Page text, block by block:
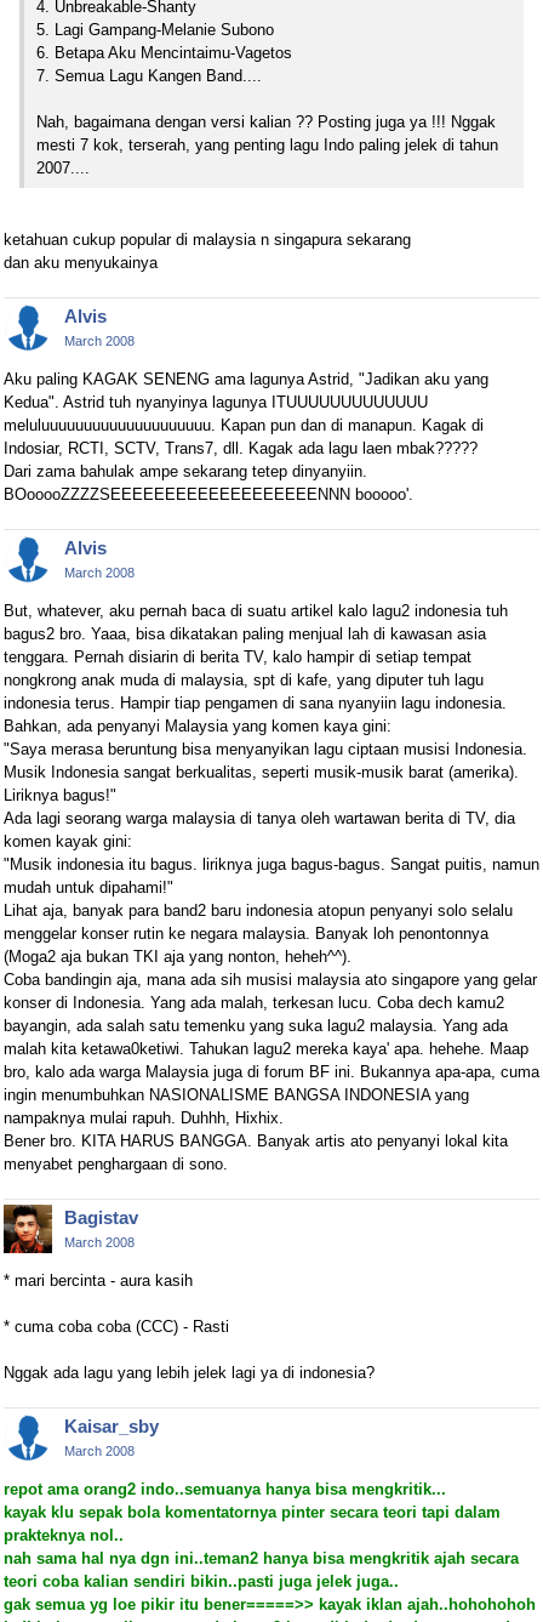
4. Unbreakable-Shanty
5. Lagi Gampang-Melanie Subono
6. Betapa Aku Mencintaimu-Vagetos
7. Semua Lagu Kangen Band....
Nah, bagaimana dengan versi kalian ?? Posting juga ya !!! Nggak
mesti 7 kok, terserah, yang penting lagu Indo paling jelek di tahun
2007....
ketahuan cukup popular di malaysia n singapura sekarang
dan aku menyukainya
Alvis
March 2008
Aku paling KAGAK SENENG ama lagunya Astrid, "Jadikan aku yang
Kedua". Astrid tuh nyanyinya lagunya ITUUUUUUUUUUUUU
meluluuuuuuuuuuuuuuuuuuuu. Kapan pun dan di manapun. Kagak di
Indosiar, RCTI, SCTV, Trans7, dll. Kagak ada lagu laen mbak?????
Dari zama bahulak ampe sekarang tetep dinyanyiin.
BOooooZZZZSEEEEEEEEEEEEEEEEEEENNN booooo'.
Alvis
March 2008
But, whatever, aku pernah baca di suatu artikel kalo lagu2 indonesia tuh
bagus2 bro. Yaaa, bisa dikatakan paling menjual lah di kawasan asia
tenggara. Pernah disiarin di berita TV, kalo hampir di setiap tempat
nongkrong anak muda di malaysia, spt di kafe, yang diputer tuh lagu
indonesia terus. Hampir tiap pengamen di sana nyanyiin lagu indonesia.
Bahkan, ada penyanyi Malaysia yang komen kaya gini:
"Saya merasa beruntung bisa menyanyikan lagu ciptaan musisi Indonesia.
Musik Indonesia sangat berkualitas, seperti musik-musik barat (amerika).
Liriknya bagus!"
Ada lagi seorang warga malaysia di tanya oleh wartawan berita di TV, dia
komen kayak gini:
"Musik indonesia itu bagus. liriknya juga bagus-bagus. Sangat puitis, namun
mudah untuk dipahami!"
Lihat aja, banyak para band2 baru indonesia atopun penyanyi solo selalu
menggelar konser rutin ke negara malaysia. Banyak loh penontonnya
(Moga2 aja bukan TKI aja yang nonton, heheh^^).
Coba bandingin aja, mana ada sih musisi malaysia ato singapore yang gelar
konser di Indonesia. Yang ada malah, terkesan lucu. Coba dech kamu2
bayangin, ada salah satu temenku yang suka lagu2 malaysia. Yang ada
malah kita ketawa0ketiwi. Tahukan lagu2 mereka kaya' apa. hehehe. Maap
bro, kalo ada warga Malaysia juga di forum BF ini. Bukannya apa-apa, cuma
ingin menumbuhkan NASIONALISME BANGSA INDONESIA yang
nampaknya mulai rapuh. Duhhh, Hixhix.
Bener bro. KITA HARUS BANGGA. Banyak artis ato penyanyi lokal kita
menyabet penghargaan di sono.
Bagistav
March 2008
* mari bercinta - aura kasih
* cuma coba coba (CCC) - Rasti
Nggak ada lagu yang lebih jelek lagi ya di indonesia?
Kaisar_sby
March 2008
repot ama orang2 indo..semuanya hanya bisa mengkritik...
kayak klu sepak bola komentatornya pinter secara teori tapi dalam
prakteknya nol..
nah sama hal nya dgn ini..teman2 hanya bisa mengkritik ajah secara
teori coba kalian sendiri bikin..pasti juga jelek juga..
gak semua yg loe pikir itu bener=====>> kayak iklan ajah..hohohohoh